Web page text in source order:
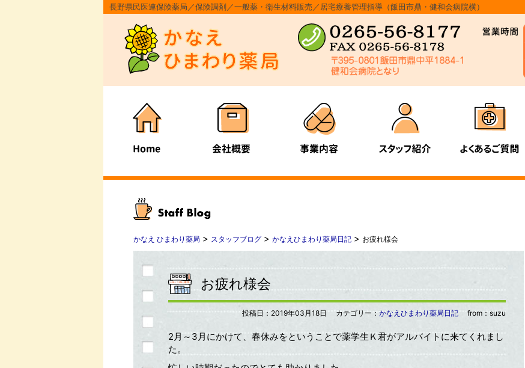
長野県民医連保険薬局／保険調剤／一般薬・衛生材料販売／居宅療養管理指導（飯田市鼎・健和会病院横）
かなえ ひまわり薬局 > スタッフブログ > かなえひまわり薬局日記 > お疲れ様会
お疲れ様会
投稿日： 2019年03月18日 カテゴリー： かなえひまわり薬局日記 from：suzu
2月～3月にかけて、春休みをということで薬学生Ｋ君がアルバイトに来てくれまし
た。